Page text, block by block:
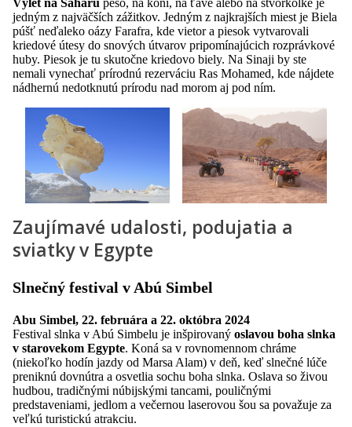
jedným z najväčších zážitkov. Jedným z najkrajších miest je Biela
púšť neďaleko oázy Farafra, kde vietor a piesok vytvarovali
kriedové útesy do snových útvarov pripomínajúcich rozprávkové
huby. Piesok je tu skutočne kriedovo biely. Na Sinaji by ste
nemali vynechať prírodnú rezerváciu Ras Mohamed, kde nájdete
nádhernú nedotknutú prírodu nad morom aj pod ním.
Zaujímavé udalosti, podujatia a
sviatky v Egypte
Slnečný festival v Abú Simbel
Abu Simbel, 22. februára a 22. októbra 2024
Festival slnka v Abú Simbelu je inšpirovaný oslavou boha slnka
v starovekom Egypte. Koná sa v rovnomennom chráme
(niekoľko hodín jazdy od Marsa Alam) v deň, keď slnečné lúče
preniknú dovnútra a osvetlia sochu boha slnka. Oslava so živou
hudbou, tradičnými núbijskými tancami, pouličnými
predstaveniami, jedlom a večernou laserovou šou sa považuje za
veľkú turistickú atrakciu.